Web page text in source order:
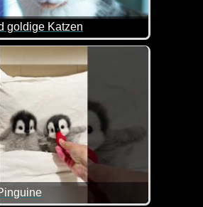
goldige Katzen
aus Szenen mit lustigen und